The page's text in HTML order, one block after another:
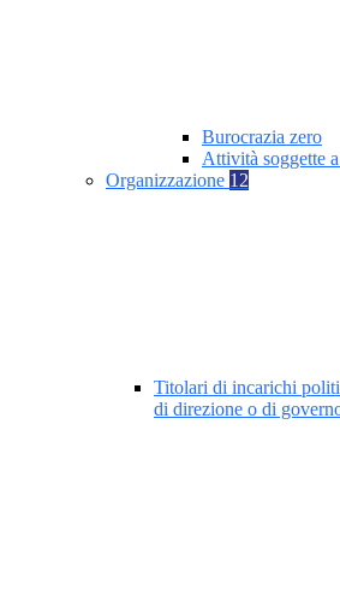
Burocrazia zero
Attività soggette
Organizzazione 12
Titolari di incarichi
di direzione o di